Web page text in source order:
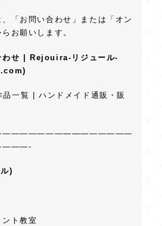
「お問い合わせ」または「オン
お願いします。
わせ | Rejouira‐リジュール‐
一覧 | ハンドメイド通販・販
)
ント教室